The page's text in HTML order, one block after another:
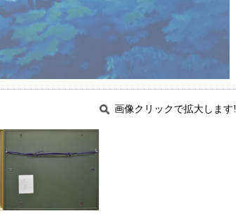
画像クリックで拡大します!